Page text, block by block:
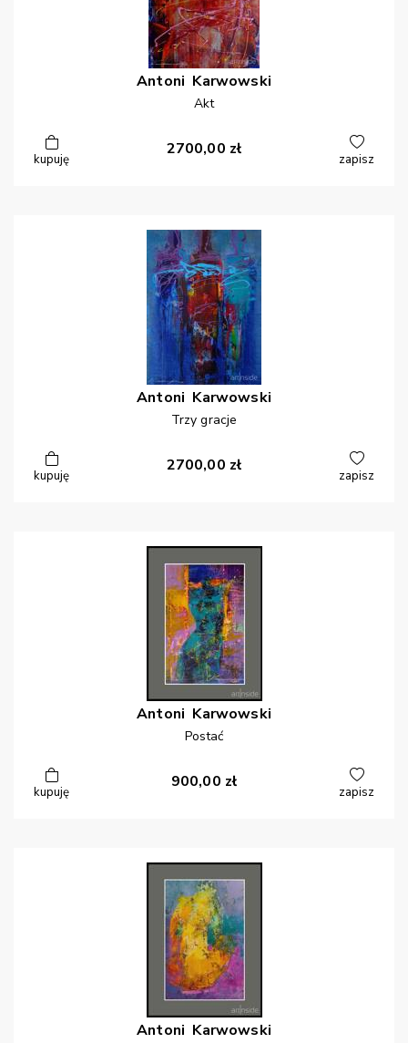
Antoni Karwowski
Akt
kupuję
2700,00 zł
zapisz
Antoni Karwowski
Trzy gracje
kupuję
2700,00 zł
zapisz
Antoni Karwowski
Postać
kupuję
900,00 zł
zapisz
Antoni Karwowski